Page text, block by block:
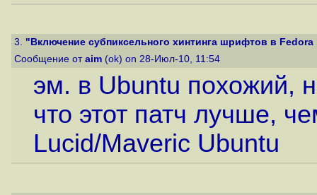
3. "Включение субпиксельного хинтинга шрифтов в Fedora
Сообщение от aim (ok) on 28-Июл-10, 11:54
эм. в Ubuntu похожий,
что этот патч лучше,
Lucid/Maveric Ubuntu